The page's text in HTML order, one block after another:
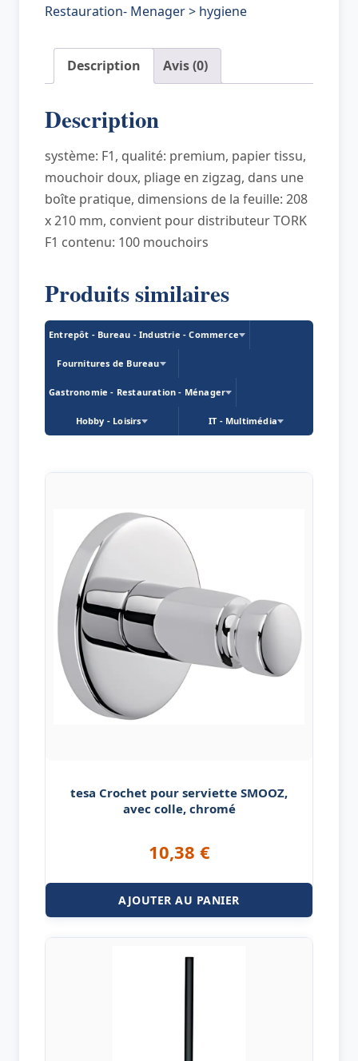
en
extra
doux,
couches,
Restauration- Menager > hygiene
Description Avis (0)
Description
système: F1, qualité: premium, papier tissu,
mouchoir doux, pliage en zigzag, dans une
boîte pratique, dimensions de la feuille: 208
x 210 mm, convient pour distributeur TORK
F1 contenu: 100 mouchoirs
Produits similaires
Entrepôt - Bureau - Industrie - Commerce
Fournitures de Bureau
Gastronomie - Restauration - Ménager
Hobby - Loisirs IT - Multimédia
tesa Crochet pour serviette SMOOZ,
avec colle, chromé
10,38 €
AJOUTER AU PANIER